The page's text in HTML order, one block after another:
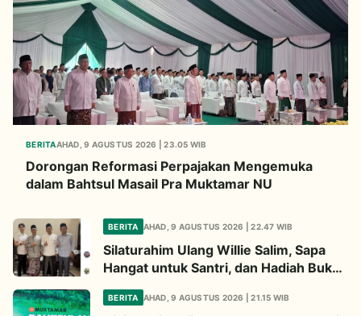
BERITAAHAD, 9 AGUSTUS 2026 | 23.05 WIB
Dorongan Reformasi Perpajakan Mengemuka
dalam Bahtsul Masail Pra Muktamar NU
BERITA AHAD, 9 AGUSTUS 2026 | 22.47 WIB
Silaturahim Ulang Willie Salim, Sapa
Hangat untuk Santri, dan Hadiah Buku
dari Kiai
BERITA AHAD, 9 AGUSTUS 2026 | 21.15 WIB